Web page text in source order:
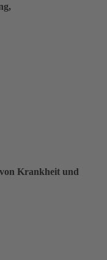
Krankheit und